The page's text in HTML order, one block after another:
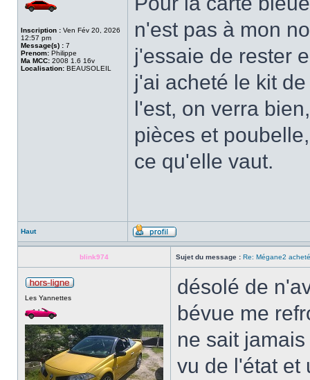
Inscription : Ven Fév 20, 2026
12:57 pm
Message(s) : 7
Prenom: Philippe
Ma MCC: 2008 1.6 16v
Localisation: BEAUSOLEIL
n'est pas à mon
j'essaie de rester
j'ai acheté le kit
l'est, on verra
pièces et
ce qu'elle vaut.
Haut
blink974 Sujet du message : Re: Mégane2
Les Yannettes
désolé de
bévue me
ne sait
vu de l'état et